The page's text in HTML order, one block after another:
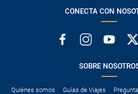
CONECTA CON
SOBRE
Quiénes somos Guías de Viajes